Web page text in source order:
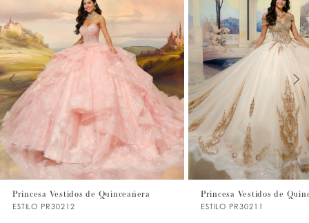
1
2
3
4
6
7
8
Princesa Vestidos de Quinceañera
ESTILO PR30212
Princesa Vestidos de
ESTILO PR30211